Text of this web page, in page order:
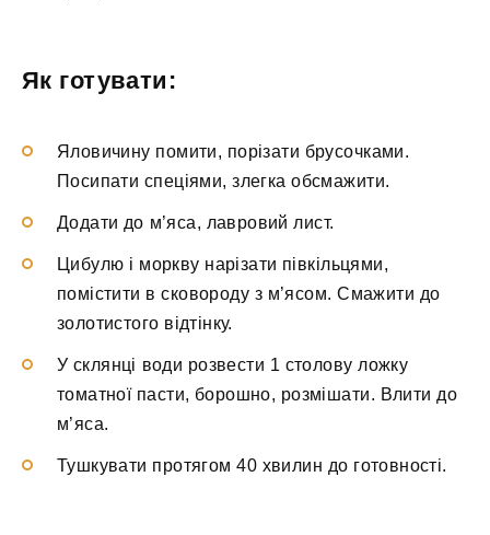
Як готувати:
Яловичину помити, порізати брусочками.
Посипати спеціями, злегка обсмажити.
Додати до м’яса, лавровий лист.
Цибулю і моркву нарізати півкільцями,
помістити в сковороду з м’ясом. Смажити до
золотистого відтінку.
У склянці води розвести 1 столову ложку
томатної пасти, борошно, розмішати. Влити до
м’яса.
Тушкувати протягом 40 хвилин до готовності.